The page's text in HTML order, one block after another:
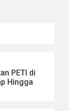
PETI di
Hingga